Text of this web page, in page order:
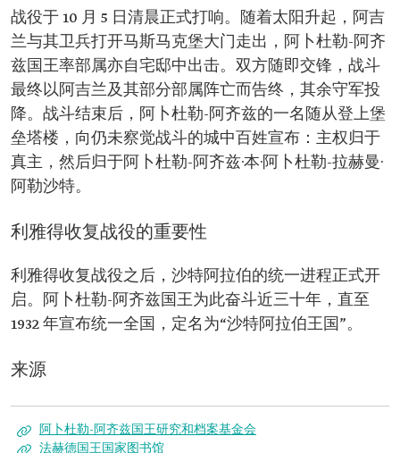
战役于 10 月 5 日清晨正式打响。随着太阳升起，阿吉
兰与其卫兵打开马斯马克堡大门走出，阿卜杜勒-阿齐
兹国王率部属亦自宅邸中出击。双方随即交锋，战斗
最终以阿吉兰及其部分部属阵亡而告终，其余守军投
降。战斗结束后，阿卜杜勒-阿齐兹的一名随从登上堡
垒塔楼，向仍未察觉战斗的城中百姓宣布：主权归于
真主，然后归于阿卜杜勒-阿齐兹·本·阿卜杜勒-拉赫曼·
阿勒沙特。
利雅得收复战役的重要性
利雅得收复战役之后，沙特阿拉伯的统一进程正式开
启。阿卜杜勒-阿齐兹国王为此奋斗近三十年，直至
1932 年宣布统一全国，定名为“沙特阿拉伯王国”。
来源
阿卜杜勒-阿齐兹国王研究和档案基金会
法赫德国王国家图书馆